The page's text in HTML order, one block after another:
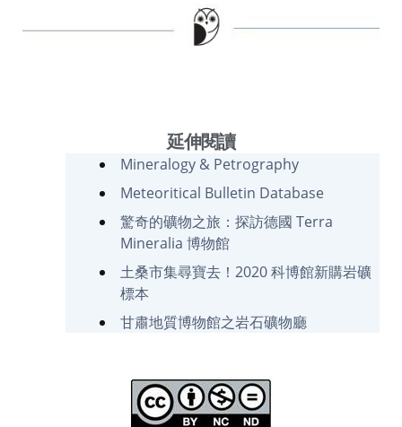
延伸閱讀
Mineralogy & Petrography
Meteoritical Bulletin Database
驚奇的礦物之旅：探訪德國 Terra
Mineralia 博物館
土桑市集尋寶去！2020 科博館新購岩礦
標本
甘肅地質博物館之岩石礦物廳